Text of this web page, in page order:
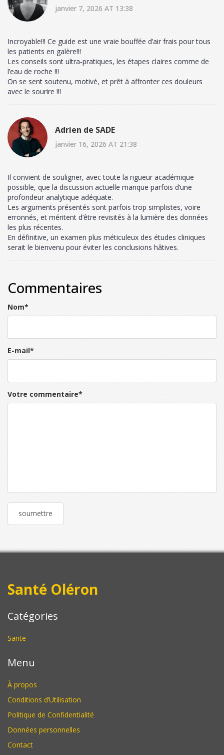
janvier 7, 2026 AT 13:38
Incroyable!!! Ce guide est une vraie bouffée d’air frais pour tous
les patients en galère!!!
Les conseils sont ultra‑pratiques, les étapes claires comme de
l’eau de roche !!!
On se sent soutenu, motivé, et prêt à affronter ces douleurs
avec le sourire !!!
Adrien de SADE
janvier 16, 2026 AT 21:38
Il convient de souligner, avec toute la rigueur académique
possible, que la discussion actuelle manque parfois d’une
profondeur analytique adéquate.
Les arguments présentés sont parfois trop simplistes, voire
erronnés, et méritent d’être revisités à la lumière des données
les plus récentes.
En définitive, un examen plus méticuleux des études cliniques
serait le bienvenu pour éviter les conclusions hâtives.
Commentaires
Nom*
E-mail*
Votre commentaire*
Santé Oléron
Catégories
Sante
Menu
À propos
Conditions d’Utilisation
Politique de Confidentialité
Données personnelles
Contact